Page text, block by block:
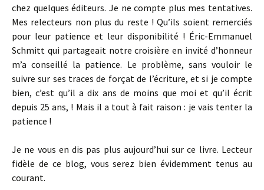
chez quelques éditeurs. Je ne compte plus mes tentatives.
Mes relecteurs non plus du reste ! Qu’ils soient remerciés
pour leur patience et leur disponibilité ! Éric-Emmanuel
Schmitt qui partageait notre croisière en invité d’honneur
m’a conseillé la patience. Le problème, sans vouloir le
suivre sur ses traces de forçat de l’écriture, et si je compte
bien, c’est qu’il a dix ans de moins que moi et qu’il écrit
depuis 25 ans, ! Mais il a tout à fait raison : je vais tenter la
patience !
Je ne vous en dis pas plus aujourd’hui sur ce livre. Lecteur
fidèle de ce blog, vous serez bien évidemment tenus au
courant.